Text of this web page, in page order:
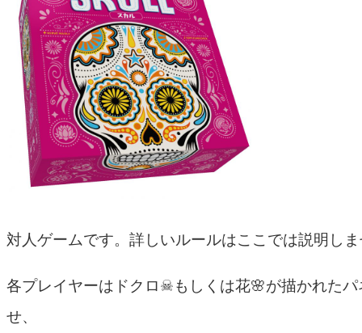
対人ゲームです。詳しいルールはここでは説明し
各プレイヤーはドクロ☠もしくは花🌸が描かれた
せ、